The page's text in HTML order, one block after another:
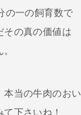
の一の飼育数で
その真の価値は
本当の牛肉のお
下さいね！